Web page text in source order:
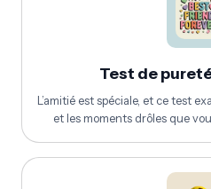
Test de
L’amitié est spéciale, et ce test
et les moments drôles que